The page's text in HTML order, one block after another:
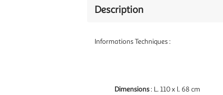
Description
Informations Techniques :
Dimensions: L. 110 x l. 68 cm